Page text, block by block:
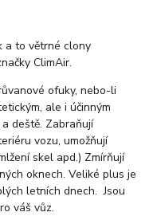
a to větrné clony
ClimAir.
ofuky, nebo-li
ale i účinným
deště. Zabraňují
vozu, umožňují
skel apd.) Zmírňují
oknech. Veliké plus je
letních dnech. Jsou
váš vůz.